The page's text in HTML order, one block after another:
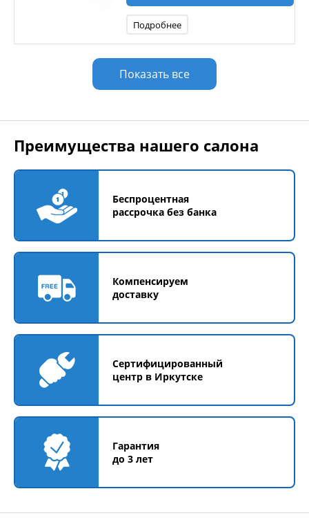
Подробнее
Показать все
Преимущества нашего салона
Беспроцентная
рассрочка без банка
Компенсируем
доставку
Сертифицированный
центр в Иркутске
Гарантия
до 3 лет